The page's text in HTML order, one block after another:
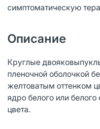
симптоматическую
Описание
Круглые
пленочной оболочкой
желтоватым оттенком
ядро белого или
цвета.